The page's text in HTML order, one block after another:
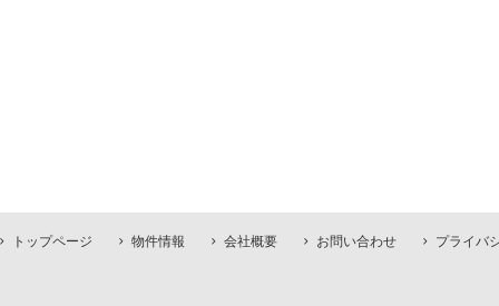
トップページ 物件情報 会社概要 お問い合わせ プライバ